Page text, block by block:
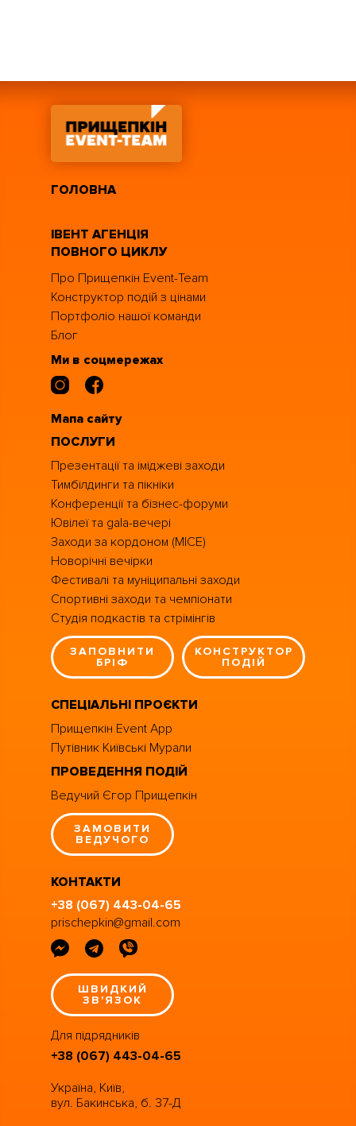
ГОЛОВНА
ІВЕНТ АГЕНЦІЯ
ПОВНОГО ЦИКЛУ
Про Прищепкін Event-Team
Конструктор подій з цінами
Портфоліо нашої команди
Блог
Ми в соцмережах
Мапа сайту
ПОСЛУГИ
Презентації та іміджеві заходи
Тимбілдинги та пікніки
Конференції та бізнес-форуми
Ювілеї та gala-вечері
Заходи за кордоном (MICE)
Новорічні вечірки
Фестивалі та муніципальні заходи
Спортивні заходи та чемпіонати
Студія подкастів та стрімінгів
ЗАПОВНИТИ
БРІФ
КОНСТРУКТОР
ПОДІЙ
СПЕЦІАЛЬНІ ПРОЄКТИ
Прищепкін Event App
Путівник Київські Мурали
ПРОВЕДЕННЯ ПОДІЙ
Ведучий Єгор Прищепкін
ЗАМОВИТИ
ВЕДУЧОГО
КОНТАКТИ
+38 (067) 443-04-65
prischepkin@gmail.com
ШВИДКИЙ
ЗВ'ЯЗОК
Для підрядників
+38 (067) 443-04-65
Україна, Київ,
вул. Бакинська, б. 37-Д